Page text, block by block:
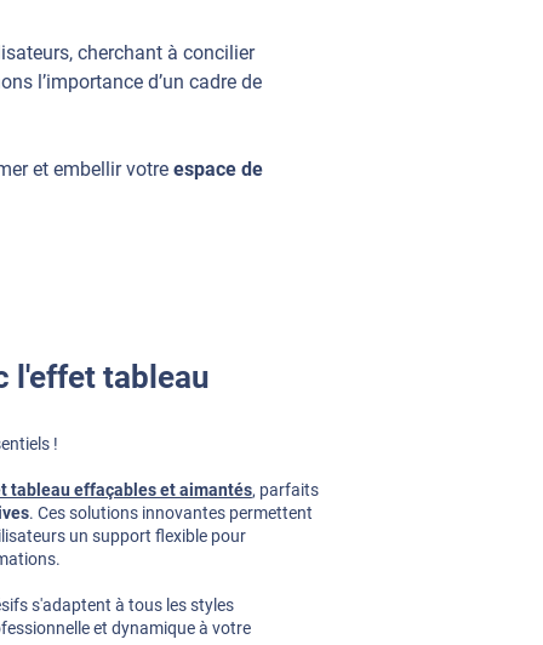
cherchant à concilier
l’importance d’un cadre de
et embellir votre espace de
l'effet tableau
!
tableau effaçables et aimantés, parfaits
. Ces solutions innovantes permettent
un support flexible pour
s'adaptent à tous les styles
et dynamique à votre